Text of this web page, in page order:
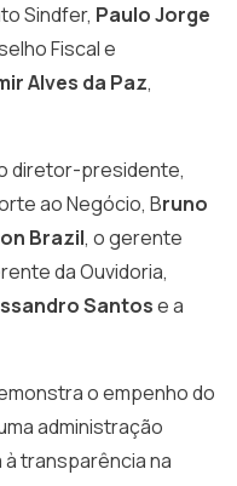
Sindfer, Paulo Jorge
Fiscal e
Alves da Paz,
diretor-presidente,
ao Negócio, Bruno
Brazil, o gerente
da Ouvidoria,
Santose a
o empenho do
administração
transparência na